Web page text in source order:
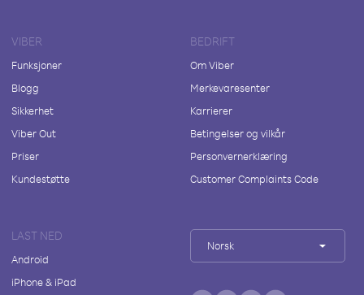
VIBER
Funksjoner
Blogg
Sikkerhet
Viber Out
Priser
Kundestøtte
BEDRIFT
Om Viber
Merkevaresenter
Karrierer
Betingelser og vilkår
Personvernerklæring
Customer Complaints Code
LAST NED
Android
iPhone & iPad
Norsk